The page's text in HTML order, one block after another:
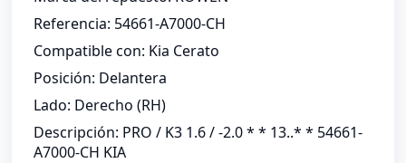
Referencia: 54661-A7000-CH
Compatible con: Kia Cerato
Posición: Delantera
Lado: Derecho (RH)
Descripción: PRO / K3 1.6 / -2.0 * * 13..* * 54661-
A7000-CH KIA